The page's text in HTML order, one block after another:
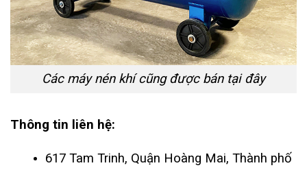
Các máy nén khí cũng được bán tại đây
Thông tin liên hệ:
617 Tam Trinh, Quận Hoàng Mai, Thành phố